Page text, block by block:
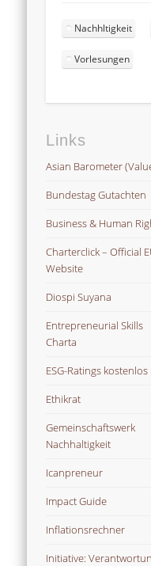
Nachhltigkeit
Vorlesungen
Links
Asian Barometer
Bundestag Gutachten
Business & Human
Charterclick – Official
Website
Diospi Suyana
Entrepreneurial Skills
Charta
ESG-Ratings kostenlos
Ethikrat
Gemeinschaftswerk
Nachhaltigkeit
Icanpreneur
Impact Guide
Inflationsrechner
Initiative: